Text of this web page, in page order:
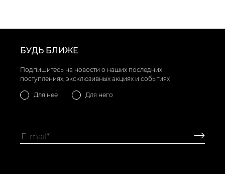
БУДЬ БЛИЖЕ
Подпишитесь на новости о наших последних
поступлениях, эксклюзивных акциях и событиях
Для нее Для него